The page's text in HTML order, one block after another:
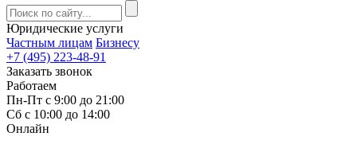
Юридические услуги
Частным лицам Бизнесу
+7 (495) 223-48-91
Заказать звонок
Работаем
Пн-Пт с 9:00 до 21:00
Сб с 10:00 до 14:00
Онлайн